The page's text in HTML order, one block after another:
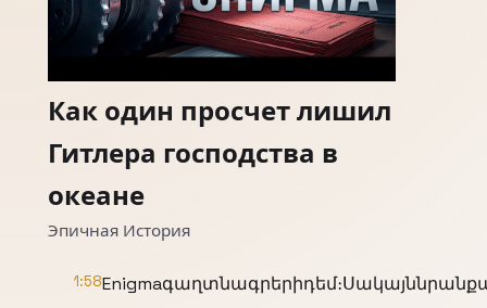
Как один просчет лишил
Гитлера господства в
океане
Эпичная История
1:58